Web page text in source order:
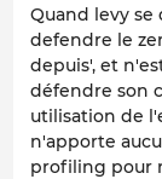
Quand levy
defendre le
depuis', et
défendre son
utilisation de
n'apporte
profiling pour